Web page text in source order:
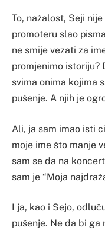
To, nažalost, Seji
promoteru slao
ne smije vezati za
promjenimo istoriju?
svima onima kojima
pušenje. A njih je
Ali, ja sam imao isti
moje ime što manje
sam se da na
sam je “Moja
I ja, kao i Sejo,
pušenje. Ne da bi ga